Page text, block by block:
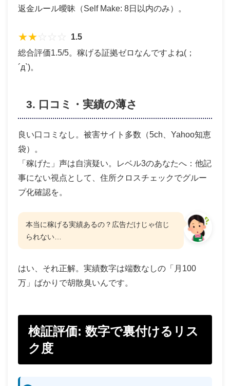
返金ルール曖昧（Self Make: 8日以内のみ）。
★★☆ ☆ ☆
1.5
総合評価1.5/5。稼げる証拠ゼロなんですよね(；
´д`)。
3. 口コミ・実績の薄さ
良い口コミなし。被害サイト多数（5ch、Yahoo知恵
袋）。
「稼げた」声は自演疑い。レベル3のあなたへ：他記
事にない視点として、住所クロスチェックでグルー
プ化確認を。
本当に稼げる実績あるの？広告だけじゃ信じ
られない…
はい、それ正解。実績数字は端数なしの「月100
万」ばかりで胡散臭いんです。
検証評価: 数字で裏付けるリス
ク度